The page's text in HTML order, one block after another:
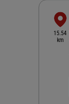
15.54
km